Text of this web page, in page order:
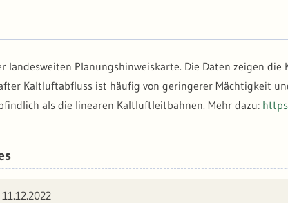
landesweiten Planungshinweiskarte. Die Daten zeigen
Kaltluftabfluss ist häufig von geringerer Mächtigkeit
als die linearen Kaltluftleitbahnen. Mehr dazu:
11.12.2022